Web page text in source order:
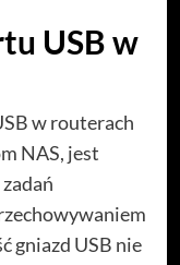
USB w
w routerach
NAS, jest
gniazd USB nie